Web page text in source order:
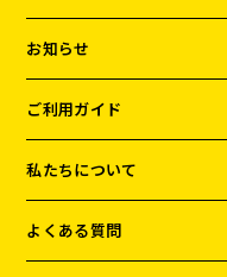
お知らせ
ご利用ガイド
私たちについて
よくある質問